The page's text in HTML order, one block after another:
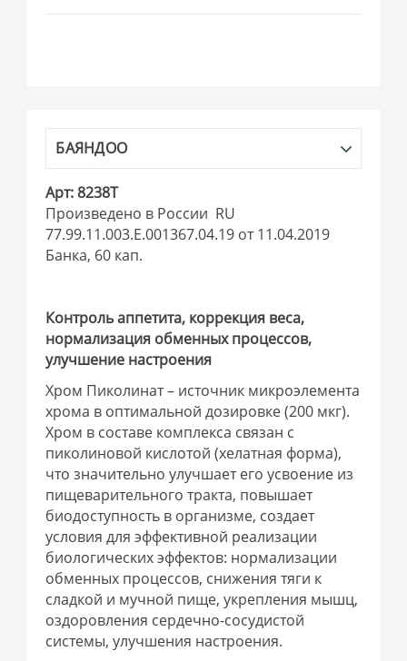
БАЯНДОО
Арт: 8238Т
Произведено в России RU
77.99.11.003.Е.001367.04.19 от 11.04.2019
Банка, 60 кап.
Контроль аппетита, коррекция веса,
нормализация обменных процессов,
улучшение настроения
Хром Пиколинат – источник микроэлемента
хрома в оптимальной дозировке (200 мкг).
Хром в составе комплекса связан с
пиколиновой кислотой (хелатная форма),
что значительно улучшает его усвоение из
пищеварительного тракта, повышает
биодоступность в организме, создает
условия для эффективной реализации
биологических эффектов: нормализации
обменных процессов, снижения тяги к
сладкой и мучной пище, укрепления мышц,
оздоровления сердечно-сосудистой
системы, улучшения настроения.